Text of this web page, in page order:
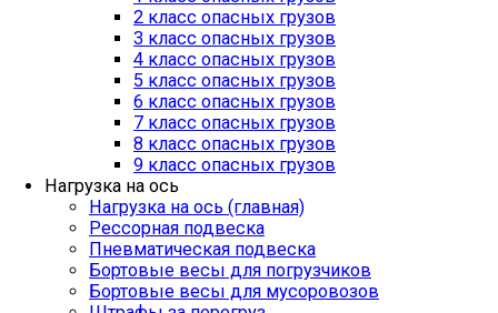
2 класс опасных грузов
3 класс опасных грузов
4 класс опасных грузов
5 класс опасных грузов
6 класс опасных грузов
7 класс опасных грузов
8 класс опасных грузов
9 класс опасных грузов
Нагрузка на ось
Нагрузка на ось (главная)
Рессорная подвеска
Пневматическая подвеска
Бортовые весы для погрузчиков
Бортовые весы для мусоровозов